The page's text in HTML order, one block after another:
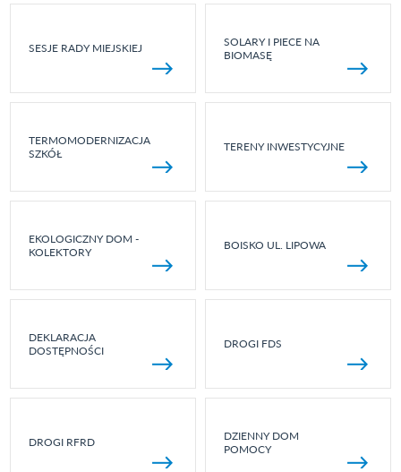
SESJE RADY MIEJSKIEJ
SOLARY I PIECE NA
BIOMASĘ
TERMOMODERNIZACJA
SZKÓŁ
TERENY INWESTYCYJNE
EKOLOGICZNY DOM -
KOLEKTORY
BOISKO UL. LIPOWA
DEKLARACJA
DOSTĘPNOŚCI
DROGI FDS
DROGI RFRD
DZIENNY DOM
POMOCY